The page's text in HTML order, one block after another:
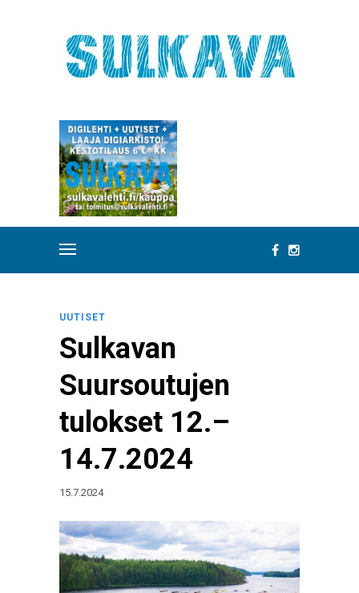
UUTISET
Sulkavan
Suursoutujen
tulokset 12.–
14.7.2024
15.7.2024